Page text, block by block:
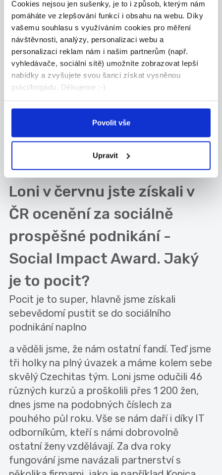
Cookies nejsou jen sušenky, je to i způsob, kterým nám
pomáháte ve zlepšování funkcí i obsahu na webu. Díky
vašemu souhlasu s využíváním cookies pro měření
návštěvnosti, analýzy, personalizaci webu a
personalizaci reklam nám i našim partnerům (např.
vyhledávače, sociální sítě) umožníte zobrazovat lepší
nabídky a zvyšujete svou šanci získat vysněnou
práci/brigádu. Děkujeme :-)
Povolit vše
Upravit
doma naladit rádio, nastavit pokojovou
teplotu v bytě nebo zapnout pračku přes
chytrý telefon. Někdy je to až děsivé. Co je
ale na tomto oboru super je fakt, že
můžete pracovat odkudkoli, kdykoli z
malého počítače u vás doma nebo na pláži.
Vyvíjí se aplikace, které zachraňují životy,
:)
Loni v červnu jste získali v
ČR ocenění za sociálně
prospěšné podnikání -
Social Impact Award. Jaký
je to pocit?
Pocit je to super, hlavně jsme získali
sebevědomí pustit se do sociálního
podnikání naplno
a věděli jsme, že nám ostatní fandí. Teď jsme
tři holky na plný úvazek a máme kolem sebe
skvělý Czechitas tým. Loni jsme odučili 46
různých kurzů a proškolili přes 1 200 žen,
dnes jsme na podobných číslech za
pouhého půl roku. Vše se nám daří i díky IT
odborníkům, kteří s námi dobrovolně
ostatní ženy vzdělávají. Za dva roky
fungování jsme navázali partnerství s